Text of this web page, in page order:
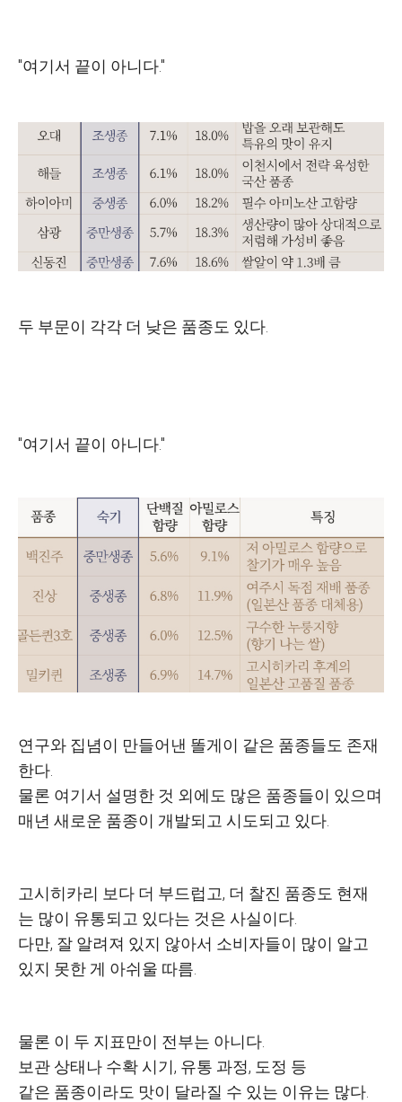
"여기서 끝이 아니다."
두 부문이 각각 더 낮은 품종도 있다.
"여기서 끝이 아니다."
연구와 집념이 만들어낸 똘게이 같은 품종들도 존재
한다.
물론 여기서 설명한 것 외에도 많은 품종들이 있으며
매년 새로운 품종이 개발되고 시도되고 있다.
고시히카리 보다 더 부드럽고, 더 찰진 품종도 현재
는 많이 유통되고 있다는 것은 사실이다.
다만, 잘 알려져 있지 않아서 소비자들이 많이 알고
있지 못한 게 아쉬울 따름.
물론 이 두 지표만이 전부는 아니다.
보관 상태나 수확 시기, 유통 과정, 도정 등
같은 품종이라도 맛이 달라질 수 있는 이유는 많다.